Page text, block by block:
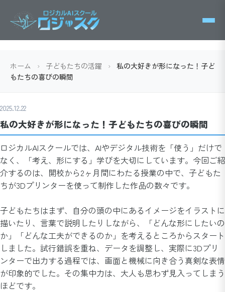
ホーム › 子どもたちの活躍 ›
私の大好きが形になった！子ど
もたちの喜びの瞬間
2025.12.22
私の大好きが形になった！子どもたちの喜びの瞬間
ロジカルAIスクールでは、AIやデジタル技術を「使う」だけで
なく、「考え、形にする」学びを大切にしています。今回ご紹
介するのは、開校から2ヶ月間にわたる授業の中で、子どもた
ちが3Dプリンターを使って制作した作品の数々です。
子どもたちはまず、自分の頭の中にあるイメージをイラストに
描いたり、言葉で説明したりしながら、「どんな形にしたいの
か」「どんな工夫ができるのか」を考えるところからスタート
しました。試行錯誤を重ね、データを調整し、実際に3Dプリ
ンターで出力する過程では、画面と機械に向き合う真剣な表情
が印象的でした。その集中力は、大人も思わず見入ってしまう
ほどです。